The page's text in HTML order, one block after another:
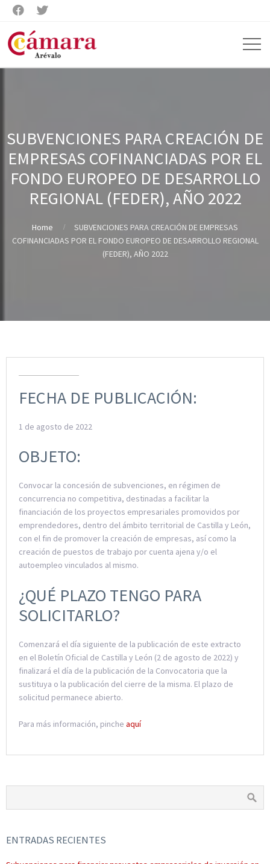
 
SUBVENCIONES PARA CREACIÓN DE
EMPRESAS COFINANCIADAS POR EL
FONDO EUROPEO DE DESARROLLO
REGIONAL (FEDER), AÑO 2022
Home
SUBVENCIONES PARA CREACIÓN DE EMPRESAS
COFINANCIADAS POR EL FONDO EUROPEO DE DESARROLLO REGIONAL
(FEDER), AÑO 2022
FECHA DE PUBLICACIÓN:
1 de agosto de 2022
OBJETO:
Convocar la concesión de subvenciones, en régimen de
concurrencia no competitiva, destinadas a facilitar la
financiación de los proyectos empresariales promovidos por
emprendedores, dentro del ámbito territorial de Castilla y León,
con el fin de promover la creación de empresas, así como la
creación de puestos de trabajo por cuenta ajena y/o el
autoempleo vinculados al mismo.
¿QUÉ PLAZO TENGO PARA
SOLICITARLO?
Comenzará el día siguiente de la publicación de este extracto
en el Boletín Oficial de Castilla y León (2 de agosto de 2022) y
finalizará el día de la publicación de la Convocatoria que la
sustituya o la publicación del cierre de la misma. El plazo de
solicitud permanece abierto.
Para más información, pinche aquí
ENTRADAS RECIENTES